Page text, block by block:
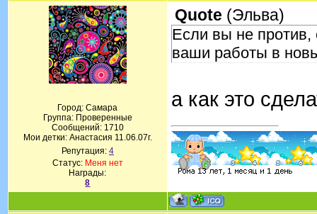
Город: Самара
Группа: Проверенные
Сообщений: 1710
Мои детки: Анастасия 11.06.07г.
Репутация: 4
Статус: Меня нет
Награды:
8
Quote (Эльва)
Если вы не против,
ваши работы в
а как это